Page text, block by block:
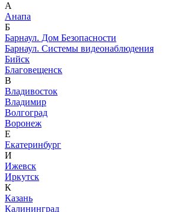
А
Анапа
Б
Барнаул. Дом Безопасности
Барнаул. Системы видеонаблюдения
Бийск
Благовещенск
В
Владивосток
Владимир
Волгоград
Воронеж
Е
Екатеринбург
И
Ижевск
Иркутск
К
Казань
Калининград